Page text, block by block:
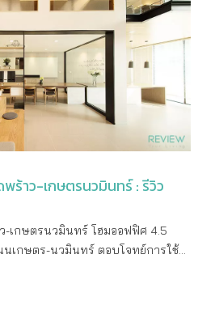
ล้านบาท พร้อมมอบสิทธิพิเศษ
ารเข้าเป็นสมาชิก The Sanctuary
ริการจากเครือบันยันทรีทั่วโลกไม่ว่า
ามกอล์ฟ เป็นต้น เตรียมเปิด เซลส์
สมวัฒนา
มจ.เนอวานา ไดอิ กล่าวถึงความร่วม
งนี้ว่า “โครงการบันยัน ทรี เรสซิ
เป็นคอนโดมิเนียมโครงการแรกของบริ
าท ราคาขายเฉลี่ยประมาณ
ดมิเนียมนี้ตั้งอยู่บนโค้งน้ำที่สวยที่สุด
สามารถมองเห็นบรรยากาศที่สวยงาม
มืองใหม่ได้อย่างชัดเจน นอกเหนือจาก
ร้าว-เกษตรนวมินทร์ : รีวิว
ว-เกษตรนวมินทร์ โฮมออฟฟิศ 4.5
เกษตร-นวมินทร์ ตอบโจทย์การใช้
โครงการใหม่ล่าสุด Nirvana